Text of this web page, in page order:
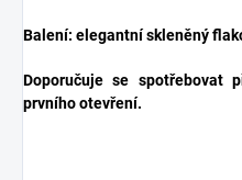
Balení: elegantní skleněný
Doporučuje se spotřebovat
prvního otevření.